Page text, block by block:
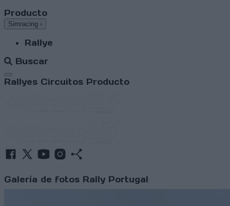
Producto
Simracing ›
Rallye
Buscar
Abrir menú
Rallyes Circuitos Producto
Galería de fotos Rally Portugal